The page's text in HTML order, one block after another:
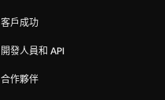
客戶成功
開發人員和 API
合作夥伴